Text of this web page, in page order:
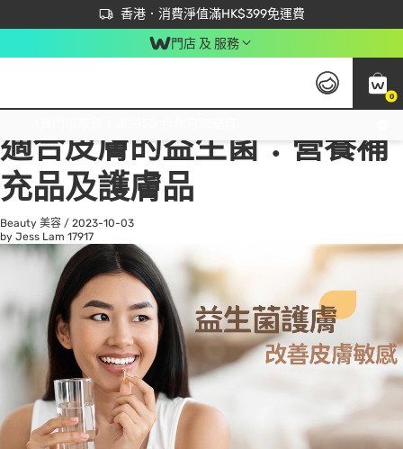
香港．消費淨值滿HK$399免運費
立即成為易賞錢會員盡享獨家優惠
首次APP下單買滿$450 輸入 NEWAPP 即減$50
門店 及 服務
0
All
適合皮膚的益生菌：營養補
充品及護膚品
Beauty 美容 / 2023-10-03
by Jess Lam 17917